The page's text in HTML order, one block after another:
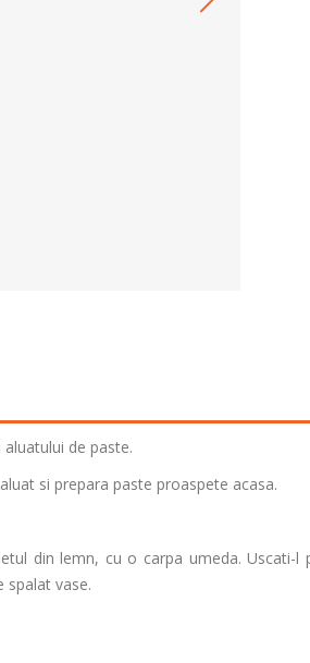
de paste.
si prepara paste proaspete acasa.
din lemn, cu o carpa umeda. Uscati-l
spalat vase.